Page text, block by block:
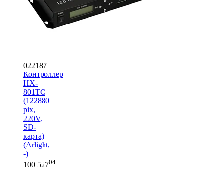
022187
Контроллер
HX-
801TC
(122880
pix,
220V,
SD-
карта)
(Arlight,
-)
100 52704